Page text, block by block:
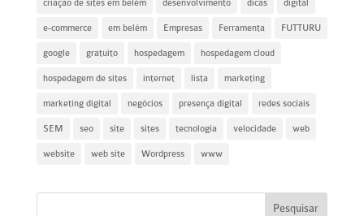
criação de sites em belém desenvolvimento dicas digital
e-commerce em belém Empresas Ferramenta FUTTURU
google gratuito hospedagem hospedagem cloud
hospedagem de sites internet lista marketing
marketing digital negócios presença digital redes sociais
SEM seo site sites tecnologia velocidade web
website web site Wordpress www